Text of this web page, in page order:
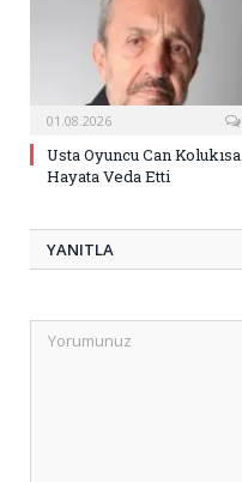
01.08.2026
Usta Oyuncu Can Kolukısa
Hayata Veda Etti
YANITLA